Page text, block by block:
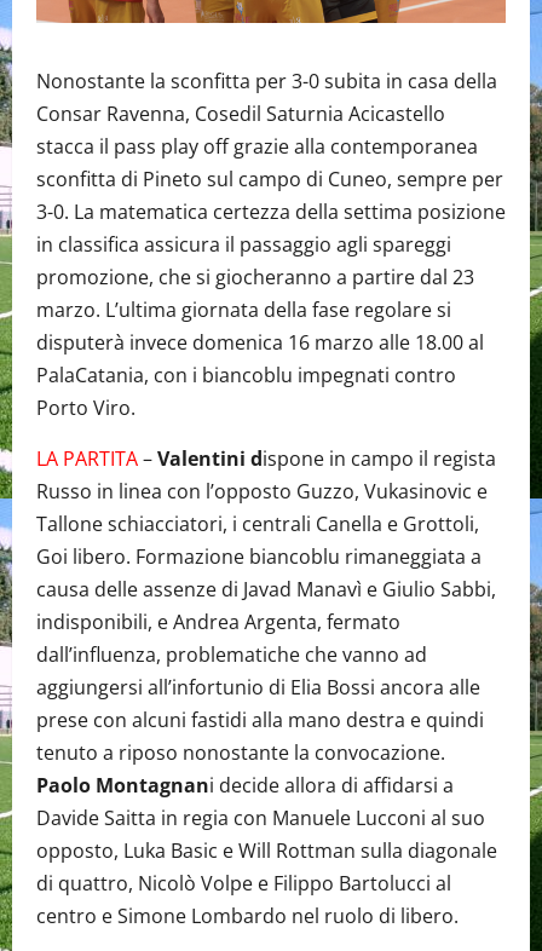
Nonostante la sconfitta per 3-0 subita in casa della
Consar Ravenna, Cosedil Saturnia Acicastello
stacca il pass play off grazie alla contemporanea
sconfitta di Pineto sul campo di Cuneo, sempre per
3-0. La matematica certezza della settima posizione
in classifica assicura il passaggio agli spareggi
promozione, che si giocheranno a partire dal 23
marzo. L’ultima giornata della fase regolare si
disputerà invece domenica 16 marzo alle 18.00 al
PalaCatania, con i biancoblu impegnati contro
Porto Viro.
LA PARTITA–Valentini dispone in campo il regista
Russo in linea con l’opposto Guzzo, Vukasinovic e
Tallone schiacciatori, i centrali Canella e Grottoli,
Goi libero. Formazione biancoblu rimaneggiata a
causa delle assenze di Javad Manavì e Giulio Sabbi,
indisponibili, e Andrea Argenta, fermato
dall’influenza, problematiche che vanno ad
aggiungersi all’infortunio di Elia Bossi ancora alle
prese con alcuni fastidi alla mano destra e quindi
tenuto a riposo nonostante la convocazione.
Paolo Montagnani decide allora di affidarsi a
Davide Saitta in regia con Manuele Lucconi al suo
opposto, Luka Basic e Will Rottman sulla diagonale
di quattro, Nicolò Volpe e Filippo Bartolucci al
centro e Simone Lombardo nel ruolo di libero.